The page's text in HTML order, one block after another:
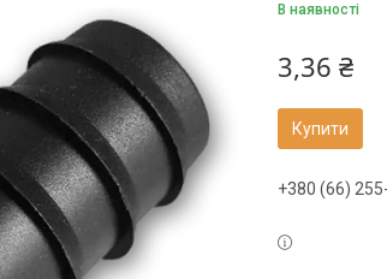
В наявності
3,36 ₴
Купити
+380 (66)